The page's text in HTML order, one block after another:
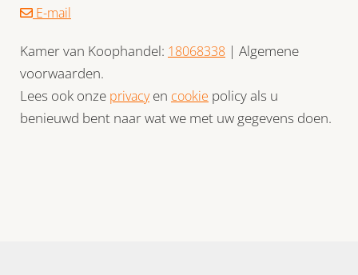
E-mail
Kamer van Koophandel: 18068338 | Algemene
voorwaarden.
Lees ook onze privacyen cookie policy als u
benieuwd bent naar wat we met uw gegevens doen.